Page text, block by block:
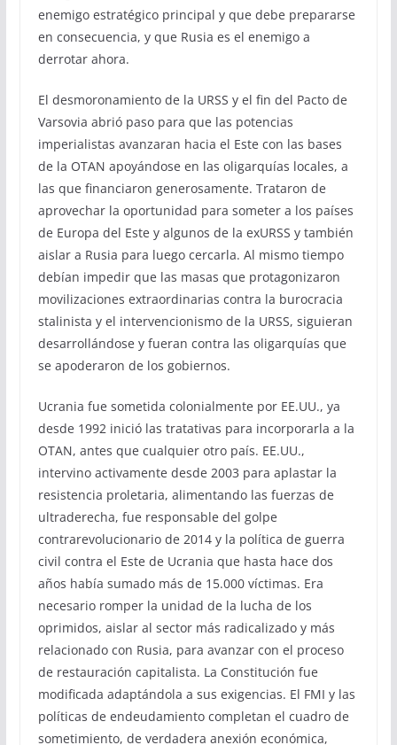
enemigo estratégico principal y que debe prepararse
en consecuencia, y que Rusia es el enemigo a
derrotar ahora.
El desmoronamiento de la URSS y el fin del Pacto de
Varsovia abrió paso para que las potencias
imperialistas avanzaran hacia el Este con las bases
de la OTAN apoyándose en las oligarquías locales, a
las que financiaron generosamente. Trataron de
aprovechar la oportunidad para someter a los países
de Europa del Este y algunos de la exURSS y también
aislar a Rusia para luego cercarla. Al mismo tiempo
debían impedir que las masas que protagonizaron
movilizaciones extraordinarias contra la burocracia
stalinista y el intervencionismo de la URSS, siguieran
desarrollándose y fueran contra las oligarquías que
se apoderaron de los gobiernos.
Ucrania fue sometida colonialmente por EE.UU., ya
desde 1992 inició las tratativas para incorporarla a la
OTAN, antes que cualquier otro país. EE.UU.,
intervino activamente desde 2003 para aplastar la
resistencia proletaria, alimentando las fuerzas de
ultraderecha, fue responsable del golpe
contrarevolucionario de 2014 y la política de guerra
civil contra el Este de Ucrania que hasta hace dos
años había sumado más de 15.000 víctimas. Era
necesario romper la unidad de la lucha de los
oprimidos, aislar al sector más radicalizado y más
relacionado con Rusia, para avanzar con el proceso
de restauración capitalista. La Constitución fue
modificada adaptándola a sus exigencias. El FMI y las
políticas de endeudamiento completan el cuadro de
sometimiento, de verdadera anexión económica,